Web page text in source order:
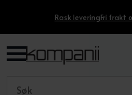
Rask leveringFri frakt